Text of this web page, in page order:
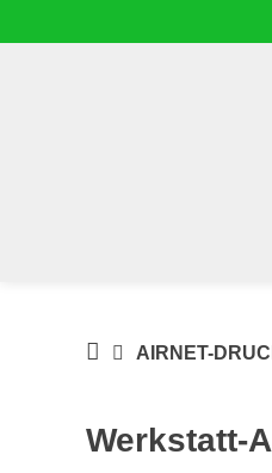
zum
DRUCKLUFT-
AIRNET-
Werkstatt-